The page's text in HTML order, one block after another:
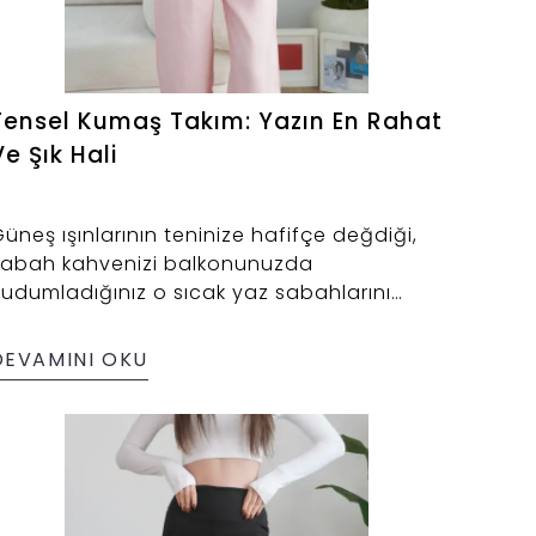
Kumaş Takım: Yazın En Rahat
Şık Hali
ışınlarının teninize hafifçe değdiği,
kahvenizi balkonunuzda
o sıcak yaz sabahlarını
bir kumaş var. Tam tersine: hafif,
nefes alabilen bir takımla hem şık
hem konforlusunuz.
OKU